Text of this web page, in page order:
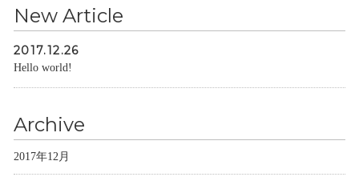
New Article
2017.12.26
Hello world!
Archive
2017年12月